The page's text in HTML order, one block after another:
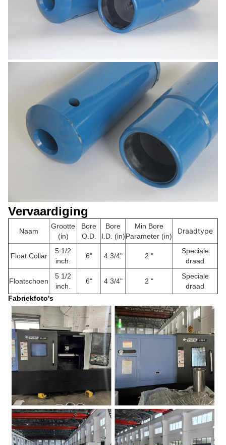
Vervaardiging
Naam
Grootte
(in)
Bore
O.D.
Bore
I.D. (in)
Min Bore
Parameter (in)
Draadtype
Float Collar
5 1/2
inch.
6" 4 3/4" 2 "
Speciale
draad
Floatschoen
5 1/2
inch.
6" 4 3/4" 2 "
Speciale
draad
Fabriekfoto's